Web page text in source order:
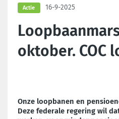
Actie 16-9-2025
oktober. COC
Onze loopbanen en
Deze federale regering wil